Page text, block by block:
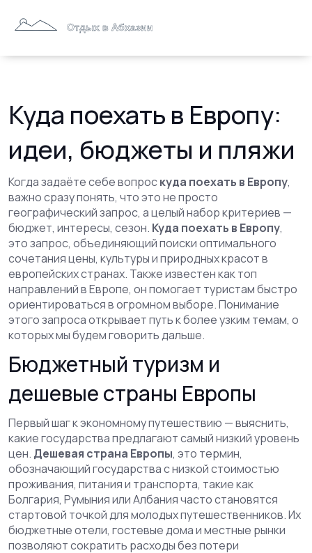
Куда поехать в Европу:
идеи, бюджеты и пляжи
Когда задаёте себе вопроскуда поехать в Европу,
важно сразу понять, что это не просто
географический запрос, а целый набор критериев —
бюджет, интересы, сезон. Куда поехать в Европу,
это запрос, объединяющий поиски оптимального
сочетания цены, культуры и природных красот в
европейских странах. Также известен кактоп
направлений в Европе, он помогает туристам быстро
ориентироваться в огромном выборе.Понимание
этого запроса открывает путь к более узким темам, о
которых мы будем говорить дальше.
Бюджетный туризм и
дешевые страны Европы
Первый шаг к экономному путешествию — выяснить,
какие государства предлагают самый низкий уровень
цен. Дешевая страна Европы, это термин,
обозначающий государства с низкой стоимостью
проживания, питания и транспорта, такие как
Болгария, Румыния или Албаниячасто становятся
стартовой точкой для молодых путешественников. Их
бюджетные отели, гостевые дома и местные рынки
позволяют сократить расходы без потери